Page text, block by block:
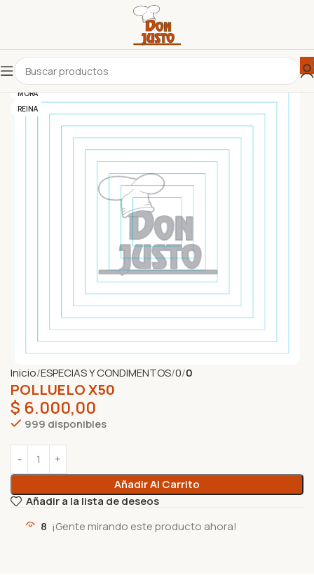
MORA
REINA
Inicio ESPECIAS Y CONDIMENTOS 0 0
POLLUELO X50
$ 6.000,00
999 disponibles
Añadir Al Carrito
Añadir a la lista de deseos
8 ¡Gente mirando este producto ahora!